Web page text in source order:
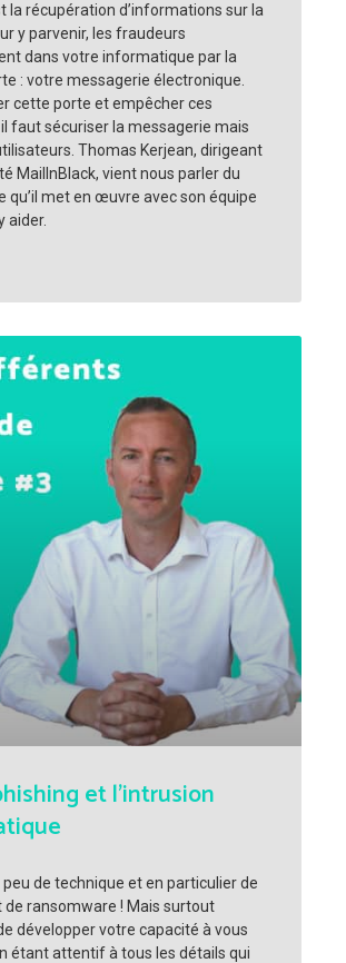
la récupération d’informations sur la
y parvenir, les fraudeurs
dans votre informatique par la
: votre messagerie électronique.
cette porte et empêcher ces
faut sécuriser la messagerie mais
Thomas Kerjean, dirigeant
MailInBlack, vient nous parler du
qu’il met en œuvre avec son équipe
aider.
et l’intrusion
peu de technique et en particulier de
de ransomware ! Mais surtout
développer votre capacité à vous
étant attentif à tous les détails qui